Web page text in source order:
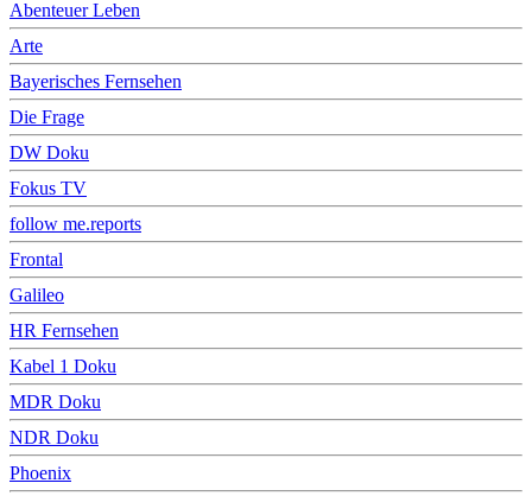
Abenteuer Leben
Arte
Bayerisches Fernsehen
Die Frage
DW Doku
Fokus TV
follow me.reports
Frontal
Galileo
HR Fernsehen
Kabel 1 Doku
MDR Doku
NDR Doku
Phoenix